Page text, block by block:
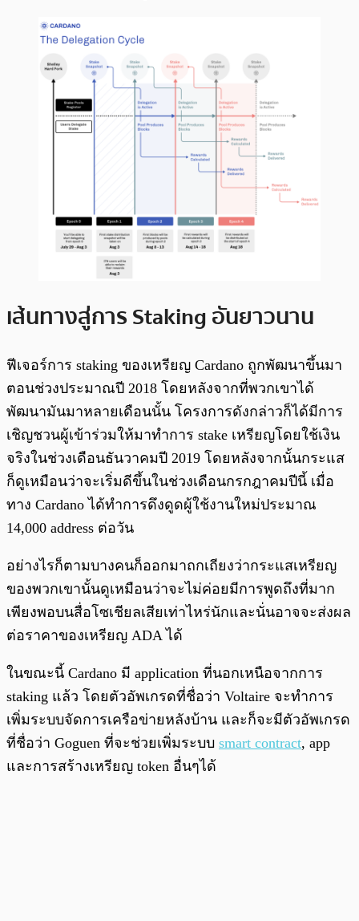
เส้นทางสู่การ Staking อันยาวนาน
ฟีเจอร์การ staking ของเหรียญ Cardano ถูกพัฒนาขึ้นมา
ตอนช่วงประมาณปี 2018 โดยหลังจากที่พวกเขาได้
พัฒนามันมาหลายเดือนนั้น โครงการดังกล่าวก็ได้มีการ
เชิญชวนผู้เข้าร่วมให้มาทำการ stake เหรียญโดยใช้เงิน
จริงในช่วงเดือนธันวาคมปี 2019 โดยหลังจากนั้นกระแส
ก็ดูเหมือนว่าจะเริ่มดีขึ้นในช่วงเดือนกรกฎาคมปีนี้ เมื่อ
ทาง Cardano ได้ทำการดึงดูดผู้ใช้งานใหม่ประมาณ
14,000 address ต่อวัน
อย่างไรก็ตามบางคนก็ออกมาถกเถียงว่ากระแสเหรียญ
ของพวกเขานั้นดูเหมือนว่าจะไม่ค่อยมีการพูดถึงที่มาก
เพียงพอบนสื่อโซเชียลเสียเท่าไหร่นักและนั่นอาจจะส่งผล
ต่อราคาของเหรียญ ADA ได้
ในขณะนี้ Cardano มี application ที่นอกเหนือจากการ
staking แล้ว โดยตัวอัพเกรดที่ชื่อว่า Voltaire จะทำการ
เพิ่มระบบจัดการเครือข่ายหลังบ้าน และก็จะมีตัวอัพเกรด
ที่ชื่อว่า Goguen ที่จะช่วยเพิ่มระบบ smart contract, app
และการสร้างเหรียญ token อื่นๆได้